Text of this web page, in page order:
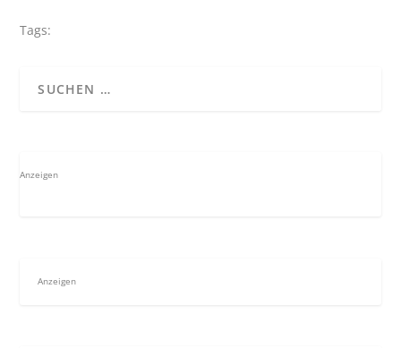
Tags:
Anzeigen
Anzeigen